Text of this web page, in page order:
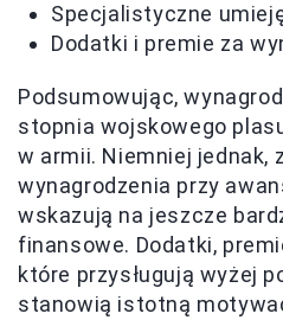
Specjalistyczne
Dodatki i premie za
Podsumowując,
stopnia wojskowego
w armii. Niemniej jednak,
wynagrodzenia przy
wskazują na jeszcze
finansowe. Dodatki,
które przysługują wyżej
stanowią istotną